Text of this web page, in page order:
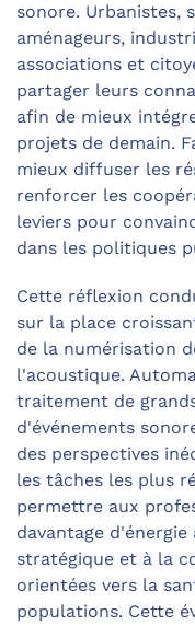
sonore. Urbanistes,
aménageurs,
associations et
partager leurs
afin de mieux
projets de demain.
mieux diffuser les
renforcer les
leviers pour
dans les politiques
Cette réflexion
sur la place
de la numérisation
l'acoustique.
traitement de
d'événements
des perspectives
les tâches les plus
permettre aux
davantage
stratégique et à la
orientées vers la
populations. Cette